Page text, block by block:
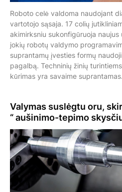
Roboto celė valdoma naudojant
vartotojo sąsaja. 17 colių
akimirksniu sukonfigūruoja
jokių robotų valdymo
suprantamų įvesties formų
pagalbą. Techninių žinių
kūrimas yra savaime suprantamas.
Valymas suslėgtu oru,
“ aušinimo-tepimo